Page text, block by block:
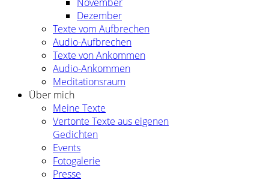
November
Dezember
Texte vom Aufbrechen
Audio-Aufbrechen
Texte von Ankommen
Audio-Ankommen
Meditationsraum
Über mich
Meine Texte
Vertonte Texte aus eigenen
Gedichten
Events
Fotogalerie
Presse